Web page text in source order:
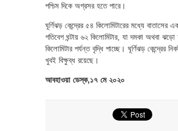
পশ্চিম দিকে অগ্রসর হতে পারে।
ঘূর্ণিঝড় কেন্দ্রের ৫৪ কিলোমিটারের মধ্যে বাতাসের
গতিবেগ ঘন্টায় ৬২ কিলোমিটার, যা দমকা অথবা
কিলোমিটার পর্যন্ত বৃদ্ধি পাচ্ছে। ঘূর্ণিঝড় কেন্দ্রের
খুবই বিক্ষুব্ধ রয়েছে।
আবহাওয়া ডেস্ক,১৭ মে ২০২০